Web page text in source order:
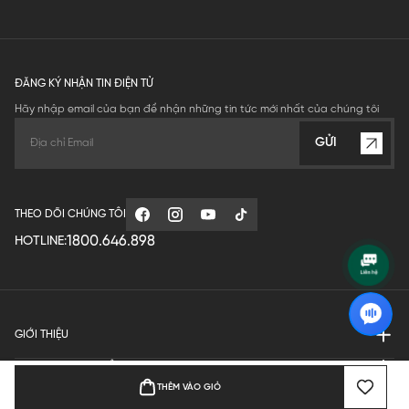
THÊM VÀO GIỎ
ĐĂNG KÝ NHẬN TIN ĐIỆN TỬ
Hãy nhập email của bạn để nhận những tin tức mới nhất của chúng tôi
GỬI
THEO DÕI CHÚNG TÔI
HOTLINE:1800.646.898
GIỚI THIỆU
QUY ĐỊNH HOẠT ĐỘNG